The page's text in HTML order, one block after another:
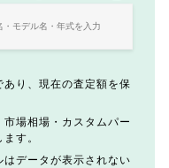
り、現在の査定額を保
場相場・カスタムパー
す。
データが表示されない